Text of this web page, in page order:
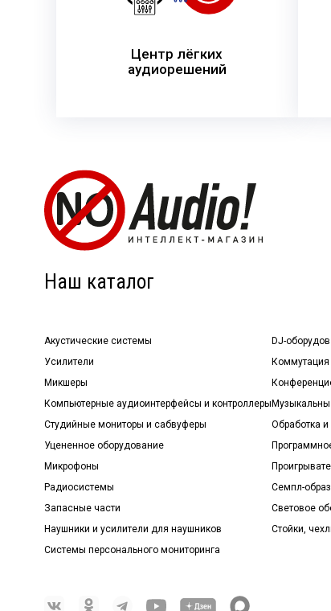
Центр лёгких
аудиорешений
Наш каталог
Акустические системы
Усилители
Микшеры
Компьютерные аудиоинтерфейсы и контроллеры
Студийные мониторы и сабвуферы
Уцененное оборудование
Микрофоны
Радиосистемы
Запасные части
Наушники и усилители для наушников
Системы персонального мониторинга
DJ-
Обработка
Семпл-
Световое
Стойки,